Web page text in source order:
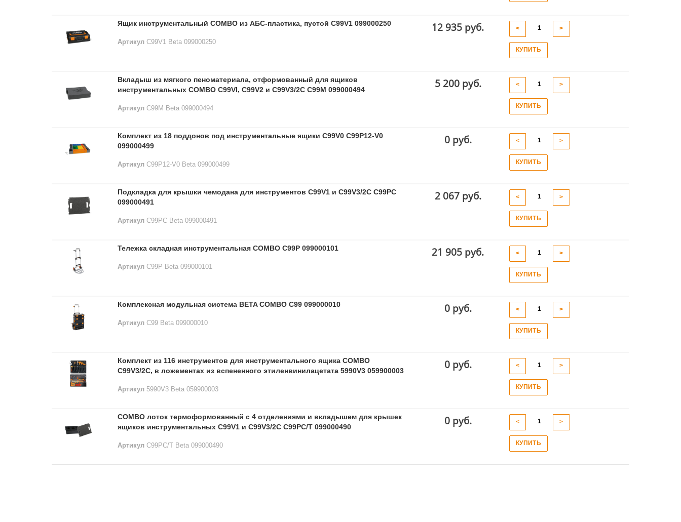
Ящик инструментальный ​COMBO из АБС-пластика, пустой C99V1 099000250
Артикул C99V1 Beta 099000250
12 935 руб. < >
КУПИТЬ
Вкладыш из мягкого пеноматериала, отформованный для ящиков
инструментальных COMBO C99VI, C99V2 и C99V3/2C C99M 099000494
Артикул C99M Beta 099000494
5 200 руб. < >
КУПИТЬ
Комплект из 18 поддонов под инструментальные ящики C99V0 C99P12-V0
099000499
Артикул C99P12-V0 Beta 099000499
0 руб. < >
КУПИТЬ
Подкладка для крышки чемодана для инструментов C99V1 и C99V3/2C C99PC
099000491
Артикул C99PC Beta 099000491
2 067 руб. < >
КУПИТЬ
Тележка складная инструментальная COMBO C99P 099000101
Артикул C99P Beta 099000101
21 905 руб. < >
КУПИТЬ
Комплексная модульная система BETA COMBO C99 099000010
Артикул C99 Beta 099000010
0 руб. < >
КУПИТЬ
Комплект из 116 инструментов для инструментального ящика COMBO
C99V3/2C, в ложементах из вспененного этиленвинилацетата 5990V3 059900003
Артикул 5990V3 Beta 059900003
0 руб. < >
КУПИТЬ
COMBO лоток термоформованный с 4 отделениями и вкладышем для крышек
ящиков инструментальных C99V1 и C99V3/2C C99PC/T 099000490
Артикул C99PC/T Beta 099000490
0 руб. < >
КУПИТЬ